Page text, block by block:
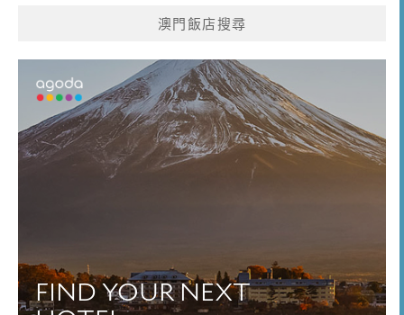
澳門飯店搜尋